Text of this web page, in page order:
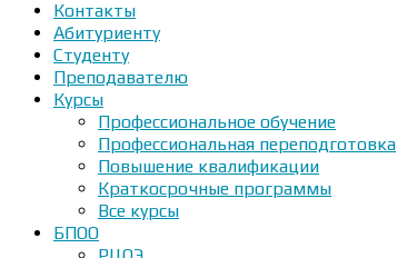
Контакты
Абитуриенту
Студенту
Преподавателю
Курсы
Профессиональное обучение
Профессиональная переподготовка
Повышение квалификации
Краткосрочные программы
Все курсы
БПОО